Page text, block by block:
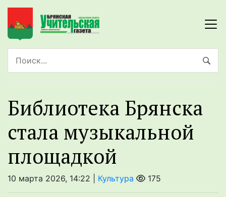
Библиотека Брянска
стала музыкальной
площадкой
10 марта 2026, 14:22 | Культура 175